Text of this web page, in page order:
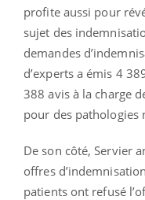
profite aussi pour
sujet des
demandes
d’experts a émis 4
388 avis à la charge
pour des
De son côté, Servier
offres
patients ont refusé